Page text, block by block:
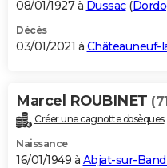
08/01/1927 à Dussac(
Décès
03/01/2021 à Châteauneuf-
Marcel ROUBINET
Créer une cagnotte obsèques
Naissance
16/01/1949 à Abjat-sur-